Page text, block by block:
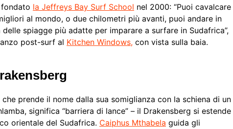
la Jeffreys Bay Surf School nel 2000: “Puoi cavalcare
al mondo, o due chilometri più avanti, puoi andare in
spiagge più adatte per imparare a surfare in Sudafrica”,
post-surf al Kitchen Windows, con vista sulla baia.
prende il nome dalla sua somiglianza con la schiena di un
significa “barriera di lance” – il Drakensberg si estende
orientale del Sudafrica. Caiphus Mthabela guida gli